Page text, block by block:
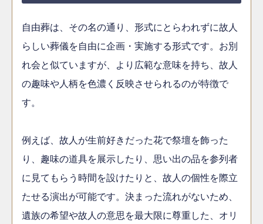
自由葬は、その名の通り、形式にとらわれずに故人
らしい葬儀を自由に企画・実施する形式です。お別
れ会と似ていますが、より広範な意味を持ち、故人
の趣味や人柄を色濃く反映させられるのが特徴で
す。
例えば、故人が生前好きだった花で祭壇を飾った
り、趣味の道具を展示したり、思い出の品を参列者
に見てもらう時間を設けたりと、故人の個性を際立
たせる演出が可能です。決まった流れがないため、
遺族の希望や故人の意思を最大限に尊重した、オリ